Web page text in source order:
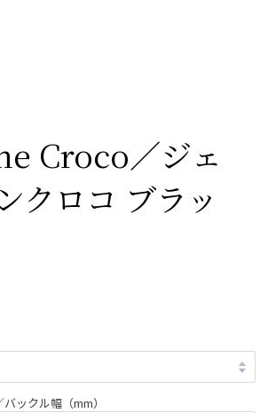
Croco／ジェ
クロコ ブラッ
ックル幅（mm）